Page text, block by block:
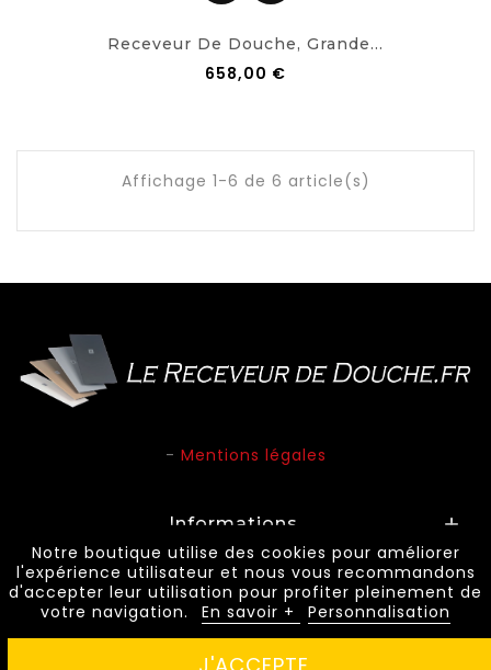
Notre boutique utilise des cookies pour améliorer
l'expérience utilisateur et nous vous recommandons
d'accepter leur utilisation pour profiter pleinement de
votre navigation.
En savoir + Personnalisation
Receveur De Douche, Grande...
658,00 €
Affichage 1-6 de 6 article(s)
- Mentions légales
Informations 
© 2026 - Le Receveur de Douche. Tous droits
réservés.